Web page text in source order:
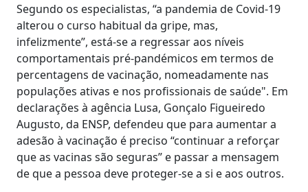
Segundo os especialistas, “a pandemia de Covid-19
alterou o curso habitual da gripe, mas,
infelizmente”, está-se a regressar aos níveis
comportamentais pré-pandémicos em termos de
percentagens de vacinação, nomeadamente nas
populações ativas e nos profissionais de saúde". Em
declarações à agência Lusa, Gonçalo Figueiredo
Augusto, da ENSP, defendeu que para aumentar a
adesão à vacinação é preciso “continuar a reforçar
que as vacinas são seguras” e passar a mensagem
de que a pessoa deve proteger-se a si e aos outros.